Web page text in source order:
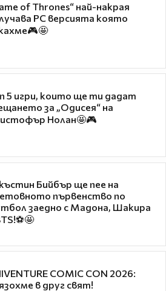
of Thrones“ най-накрая
PC версията която
5 игри, които ще ти дадат
за „Одисея“ на
Нолан🤩🎮
Бийбър ще пее на
първенство по
заедно с Мадона, Шакира
COMIC CON 2026:
в друг свят!